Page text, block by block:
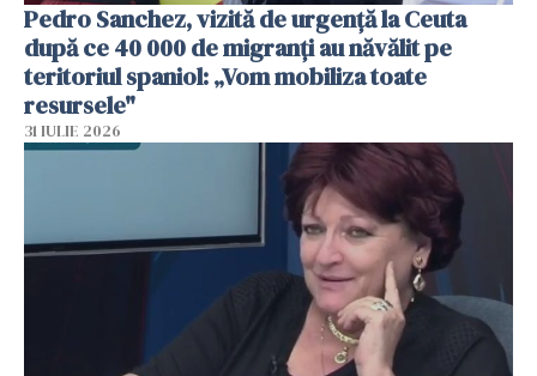
Pedro Sanchez, vizită de urgență la Ceuta
după ce 40 000 de migranți au năvălit pe
teritoriul spaniol: „Vom mobiliza toate
resursele"
31 IULIE 2026